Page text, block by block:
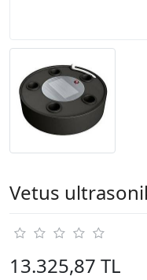
Vetus
13.325,87 TL